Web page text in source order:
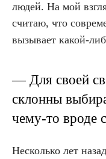
людей. На мой
считаю, что
вызывает какой-
— Для своей
склонны
чему-то вроде
Несколько лет